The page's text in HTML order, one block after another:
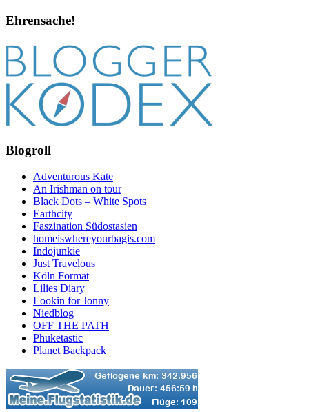
Ehrensache!
Blogroll
Adventurous Kate
An Irishman on tour
Black Dots – White Spots
Earthcity
Faszination Südostasien
homeiswhereyourbagis.com
Indojunkie
Just Travelous
Köln Format
Lilies Diary
Lookin for Jonny
Niedblog
OFF THE PATH
Phuketastic
Planet Backpack